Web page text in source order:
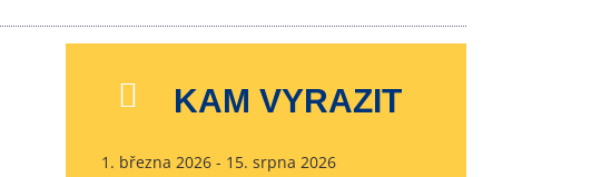
KAM VYRAZIT
1. března 2026 - 15. srpna 2026